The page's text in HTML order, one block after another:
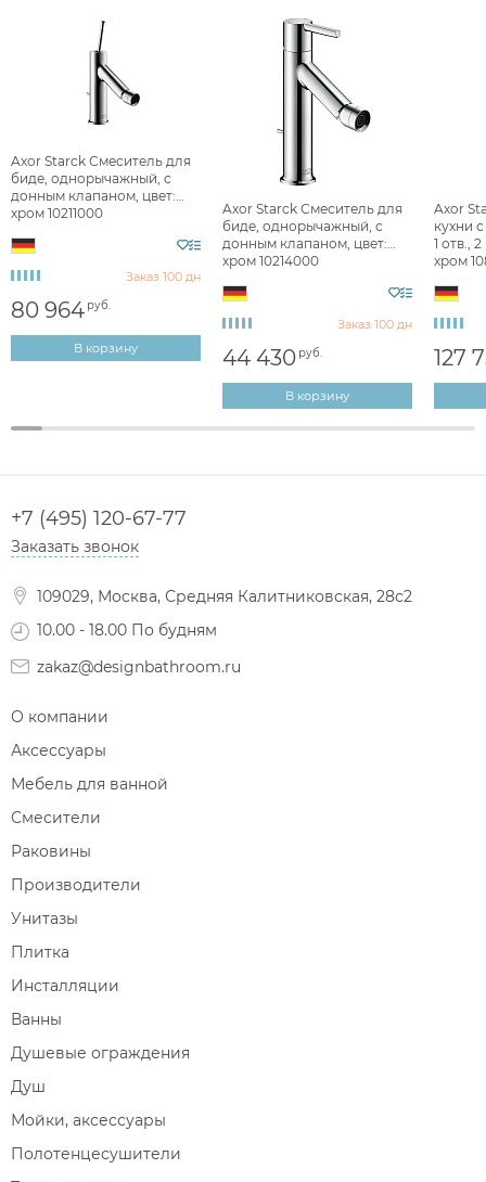
Фены и держатели
Диспенсеры ватных дисков
Axor Starck Смеситель для
биде, однорычажный, с
донным клапаном, цвет:
хром 10211000
Заказ 100 дн
80 964 руб.
В корзину
Axor Starck Смеситель для
биде, однорычажный, с
донным клапаном, цвет:
хром 10214000
Заказ 100 дн
44 430 руб.
В корзину
Axor
кухни
1 отв.,
хром
127
+7 (495) 120-67-77
Заказать звонок
109029, Москва, Средняя Калитниковская, 28с2
10.00 - 18.00 По будням
zakaz@designbathroom.ru
О компании
Аксессуары
Мебель для ванной
Смесители
Раковины
Производители
Унитазы
Плитка
Инсталляции
Ванны
Душевые ограждения
Душ
Мойки, аксессуары
Полотенцесушители